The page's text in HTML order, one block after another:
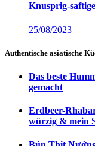
Knusprig-
25/08/2023
Authentische asiatische
Das beste
gemacht
Erdbeer-
würzig & mein